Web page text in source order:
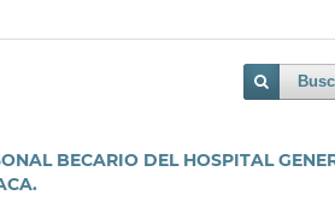
BECARIO DEL HOSPITAL